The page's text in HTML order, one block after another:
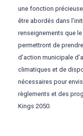
une fonction
être abordés dans
renseignements que
permettront de
d’action municipale
climatiques et de
nécessaires pour
règlements et des
Kings 2050.